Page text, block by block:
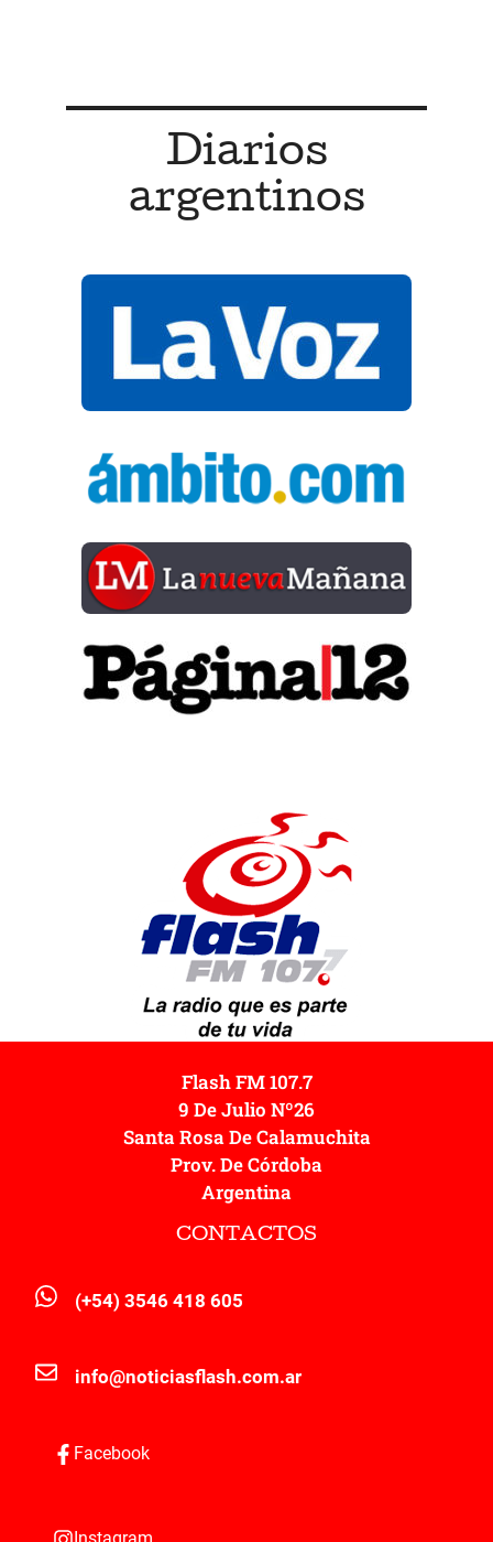
Diarios
argentinos
Flash FM 107.7
9 De Julio Nº26
Santa Rosa De Calamuchita
Prov. De Córdoba
Argentina
CONTACTOS
(+54) 3546 418 605
info@noticiasflash.com.ar
Facebook